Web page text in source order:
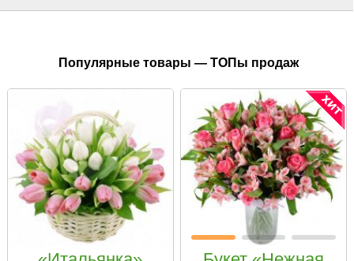
Популярные товары — ТОПы продаж